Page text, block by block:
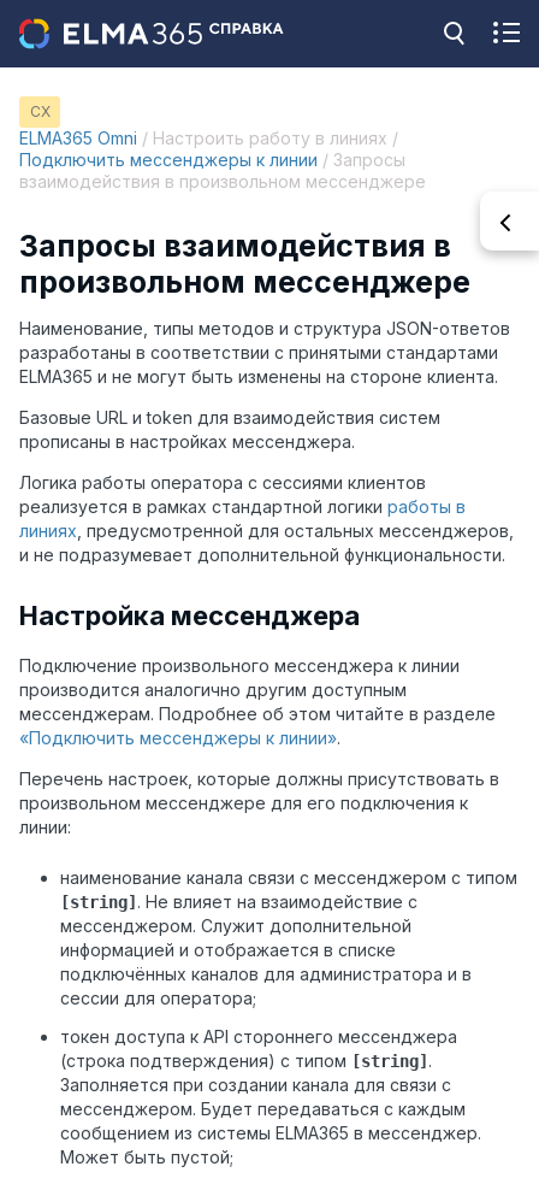
CX
ELMA365 Omni / Настроить работу в линиях /
Подключить мессенджеры к линии / Запросы
взаимодействия в произвольном мессенджере
Запросы взаимодействия в
произвольном мессенджере
Наименование, типы методов и структура JSON-ответов
разработаны в соответствии с принятыми стандартами
ELMA365 и не могут быть изменены на стороне клиента.
Базовые URL и token для взаимодействия систем
прописаны в настройках мессенджера.
Логика работы оператора с сессиями клиентов
реализуется в рамках стандартной логики работы в
линиях , предусмотренной для остальных мессенджеров,
и не подразумевает дополнительной функциональности.
Настройка мессенджера
Подключение произвольного мессенджера к линии
производится аналогично другим доступным
мессенджерам. Подробнее об этом читайте в разделе
«Подключить мессенджеры к линии».
Перечень настроек, которые должны присутствовать в
произвольном мессенджере для его подключения к
линии:
наименование канала связи с мессенджером с типом
[string] . Не влияет на взаимодействие с
мессенджером. Служит дополнительной
информацией и отображается в списке
подключённых каналов для администратора и в
сессии для оператора;
токен доступа к API стороннего мессенджера
(строка подтверждения) с типом [string] .
Заполняется при создании канала для связи с
мессенджером. Будет передаваться с каждым
сообщением из системы ELMA365 в мессенджер.
Может быть пустой;